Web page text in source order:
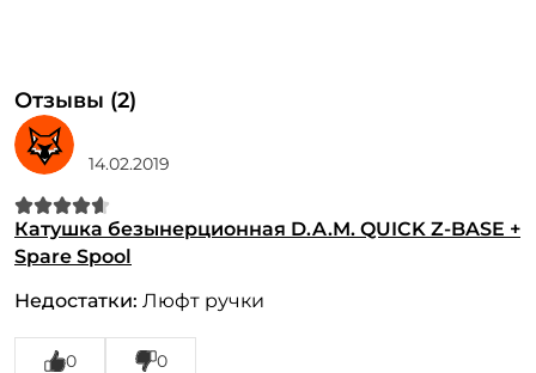
Отзывы (2)
14.02.2019
Катушка безынерционная D.A.M. QUICK Z-BASE +
Spare Spool
Недостатки: Люфт ручки
0 0